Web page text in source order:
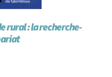
rural : la recherche-